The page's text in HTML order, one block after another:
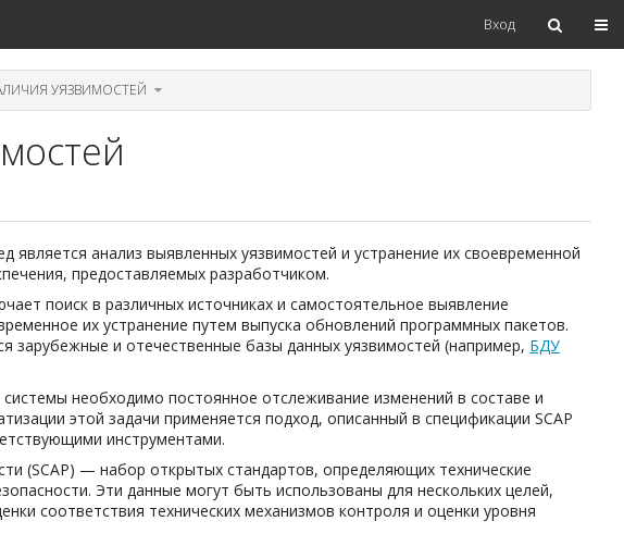
Вход
УЯЗВИМОСТЕЙ Переключите
дерево
иерархии
Проверка
наличия
анализ выявленных уязвимостей и устранение их своевременной
предоставляемых разработчиком.
поиск в различных источниках и самостоятельное выявление
их устранение путем выпуска обновлений программных пакетов.
зарубежные и отечественные базы данных уязвимостей (например, БДУ
необходимо постоянное отслеживание изменений в составе и
этой задачи применяется подход, описанный в спецификации SCAP
инструментами.
(SCAP) — набор открытых стандартов, определяющих технические
Эти данные могут быть использованы для нескольких целей,
соответствия технических механизмов контроля и оценки уровня